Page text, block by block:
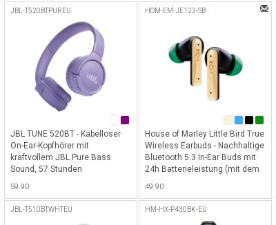
USB-C Kabel - Space Gray
JBL-T520BTPUREU
JBL TUNE 520BT - Kabelloser
On-Ear-Kopfhörer mit
kraftvollem JBL Pure Bass
Sound, 57 Stunden
59.90
HOM-EM-JE123-SB
House of Marley Little Bird True
Wireless Earbuds - Nachhaltige
Bluetooth 5.3 In-Ear Buds mit
24h Batterieleistung (mit dem
Signature Black
49.90
JBL-T510BTWHTEU HM-HX-P430BK-EU